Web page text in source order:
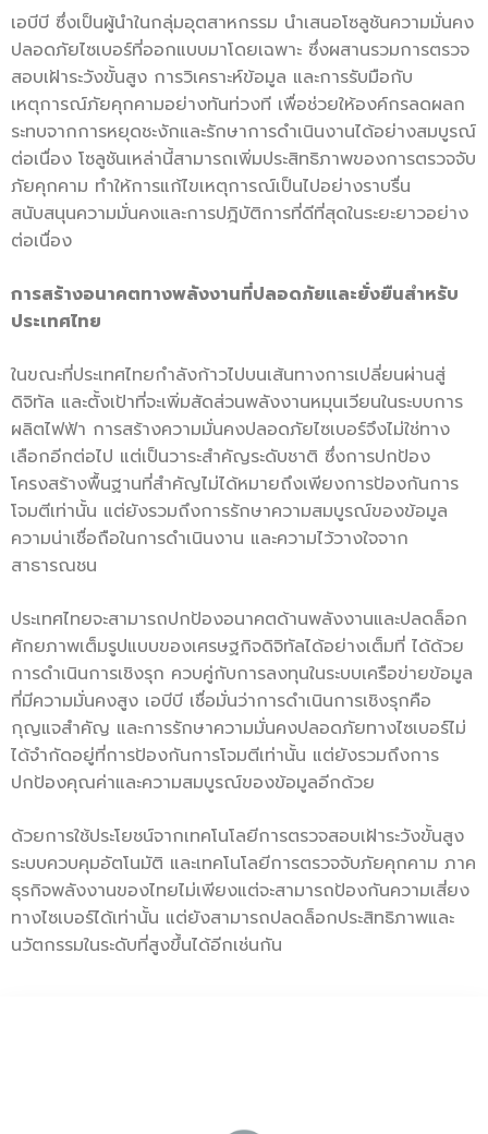
เอบีบี ซึ่งเป็นผู้นำในกลุ่มอุตสาหกรรม นำเสนอโซลูชันความมั่นคง
ปลอดภัยไซเบอร์ที่ออกแบบมาโดยเฉพาะ ซึ่งผสานรวมการตรวจ
สอบเฝ้าระวังขั้นสูง การวิเคราะห์ข้อมูล และการรับมือกับ
เหตุการณ์ภัยคุกคามอย่างทันท่วงที เพื่อช่วยให้องค์กรลดผลก
ระทบจากการหยุดชะงักและรักษาการดำเนินงานได้อย่างสมบูรณ์
ต่อเนื่อง โซลูชันเหล่านี้สามารถเพิ่มประสิทธิภาพของการตรวจจับ
ภัยคุกคาม ทำให้การแก้ไขเหตุการณ์เป็นไปอย่างราบรื่น
สนับสนุนความมั่นคงและการปฎิบัติการที่ดีที่สุดในระยะยาวอย่าง
ต่อเนื่อง
การสร้างอนาคตทางพลังงานที่ปลอดภัยและยั่งยืนสำหรับ
ประเทศไทย
ในขณะที่ประเทศไทยกำลังก้าวไปบนเส้นทางการเปลี่ยนผ่านสู่
ดิจิทัล และตั้งเป้าที่จะเพิ่มสัดส่วนพลังงานหมุนเวียนในระบบการ
ผลิตไฟฟ้า การสร้างความมั่นคงปลอดภัยไซเบอร์จึงไม่ใช่ทาง
เลือกอีกต่อไป แต่เป็นวาระสำคัญระดับชาติ ซึ่งการปกป้อง
โครงสร้างพื้นฐานที่สำคัญไม่ได้หมายถึงเพียงการป้องกันการ
โจมตีเท่านั้น แต่ยังรวมถึงการรักษาความสมบูรณ์ของข้อมูล
ความน่าเชื่อถือในการดำเนินงาน และความไว้วางใจจาก
สาธารณชน
ประเทศไทยจะสามารถปกป้องอนาคตด้านพลังงานและปลดล็อก
ศักยภาพเต็มรูปแบบของเศรษฐกิจดิจิทัลได้อย่างเต็มที่ ได้ด้วย
การดำเนินการเชิงรุก ควบคู่กับการลงทุนในระบบเครือข่ายข้อมูล
ที่มีความมั่นคงสูง เอบีบี เชื่อมั่นว่าการดำเนินการเชิงรุกคือ
กุญแจสำคัญ และการรักษาความมั่นคงปลอดภัยทางไซเบอร์ไม่
ได้จำกัดอยู่ที่การป้องกันการโจมตีเท่านั้น แต่ยังรวมถึงการ
ปกป้องคุณค่าและความสมบูรณ์ของข้อมูลอีกด้วย
ด้วยการใช้ประโยชน์จากเทคโนโลยีการตรวจสอบเฝ้าระวังขั้นสูง
ระบบควบคุมอัตโนมัติ และเทคโนโลยีการตรวจจับภัยคุกคาม ภาค
ธุรกิจพลังงานของไทยไม่เพียงแต่จะสามารถป้องกันความเสี่ยง
ทางไซเบอร์ได้เท่านั้น แต่ยังสามารถปลดล็อกประสิทธิภาพและ
นวัตกรรมในระดับที่สูงขึ้นได้อีกเช่นกัน